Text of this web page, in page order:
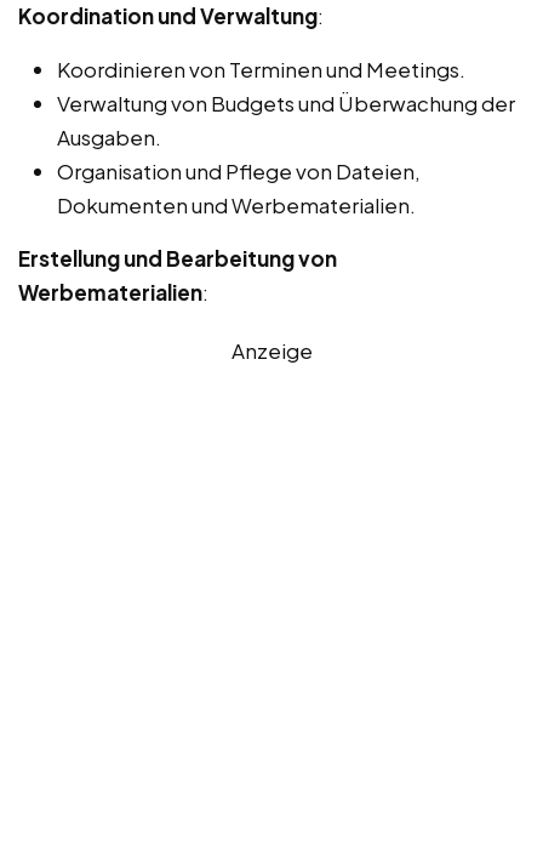
Koordination und Verwaltung:
Koordinieren von Terminen und Meetings.
Verwaltung von Budgets und Überwachung der
Ausgaben.
Organisation und Pflege von Dateien,
Dokumenten und Werbematerialien.
Erstellung und Bearbeitung von
Werbematerialien:
Anzeige